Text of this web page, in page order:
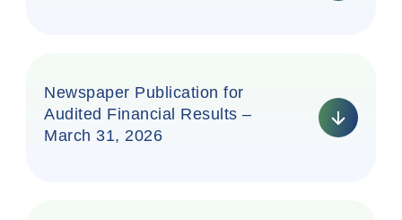
Newspaper Publication for
Audited Financial Results –
March 31, 2026